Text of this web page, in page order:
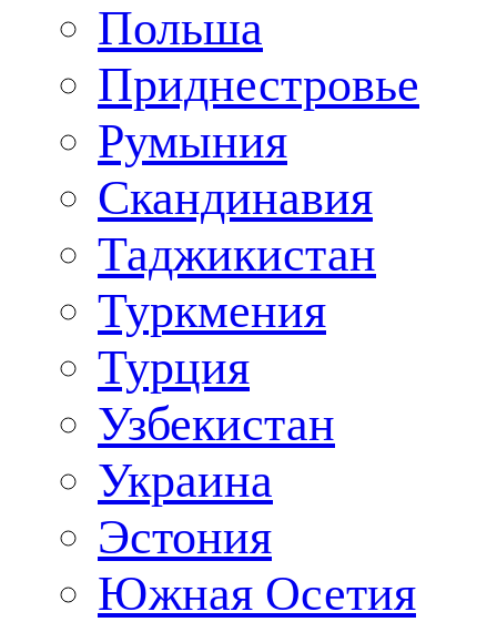
Польша
Приднестровье
Румыния
Скандинавия
Таджикистан
Туркмения
Турция
Узбекистан
Украина
Эстония
Южная Осетия